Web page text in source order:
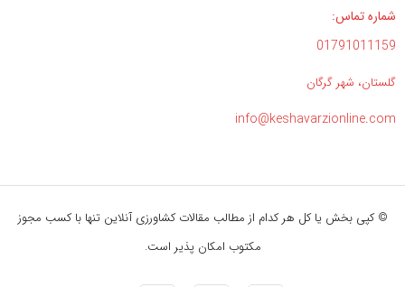
شماره تماس:
01791011159
گلستان، شهر گرگان
info@keshavarzionline.com
© کپی بخش یا کل هر کدام از مطالب مقالات کشاورزی آنلاین تنها با کسب مجوز
مکتوب امکان پذیر است.